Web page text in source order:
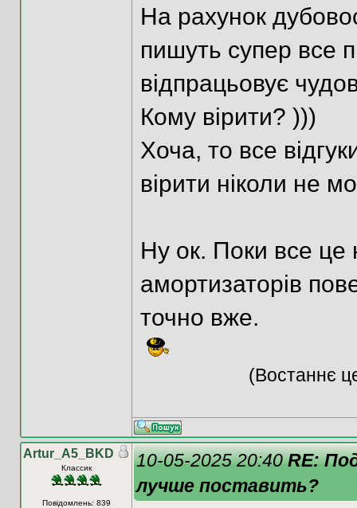
На рахунок
пишуть супер все
відпрацьовує
Кому вірити? )))
Хоча, то все
вірити ніколи не
Ну ок. Поки все це
амортизаторів
точно вже.
(Востаннє
Artur_A5_BKD
Классик
Повідомлень: 839
10-05-2025 20:40RE:
лучше поставить?